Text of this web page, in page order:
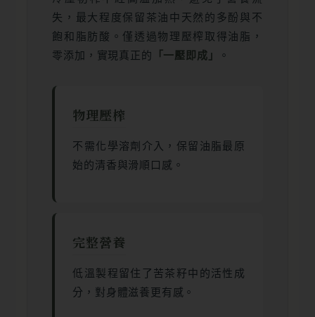
失，最大程度保留茶油中天然的多酚與不
飽和脂肪酸。僅透過物理壓榨取得油脂，
零添加，實現真正的 「一壓即成」 。
物理壓榨
不需化學溶劑介入，保留油脂最原
始的清香與滑順口感。
完整營養
低溫製程留住了苦茶籽中的活性成
分，對身體滋養更有感。